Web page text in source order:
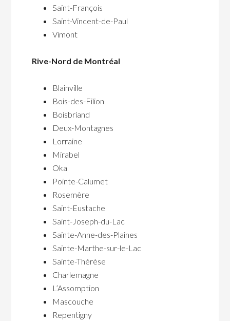
Saint-François
Saint-Vincent-de-Paul
Vimont
Rive-Nord de Montréal
Blainville
Bois-des-Filion
Boisbriand
Deux-Montagnes
Lorraine
Mirabel
Oka
Pointe-Calumet
Rosemère
Saint-Eustache
Saint-Joseph-du-Lac
Sainte-Anne-des-Plaines
Sainte-Marthe-sur-le-Lac
Sainte-Thérèse
Charlemagne
L’Assomption
Mascouche
Repentigny